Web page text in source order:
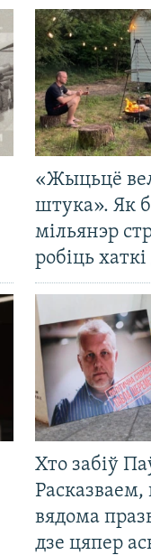
«Жыцьцё
штука». Як
мільянэр
робіць
Хто забіў
Расказваем,
вядома
дзе цяпер